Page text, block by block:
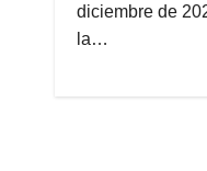
diciembre de
la…